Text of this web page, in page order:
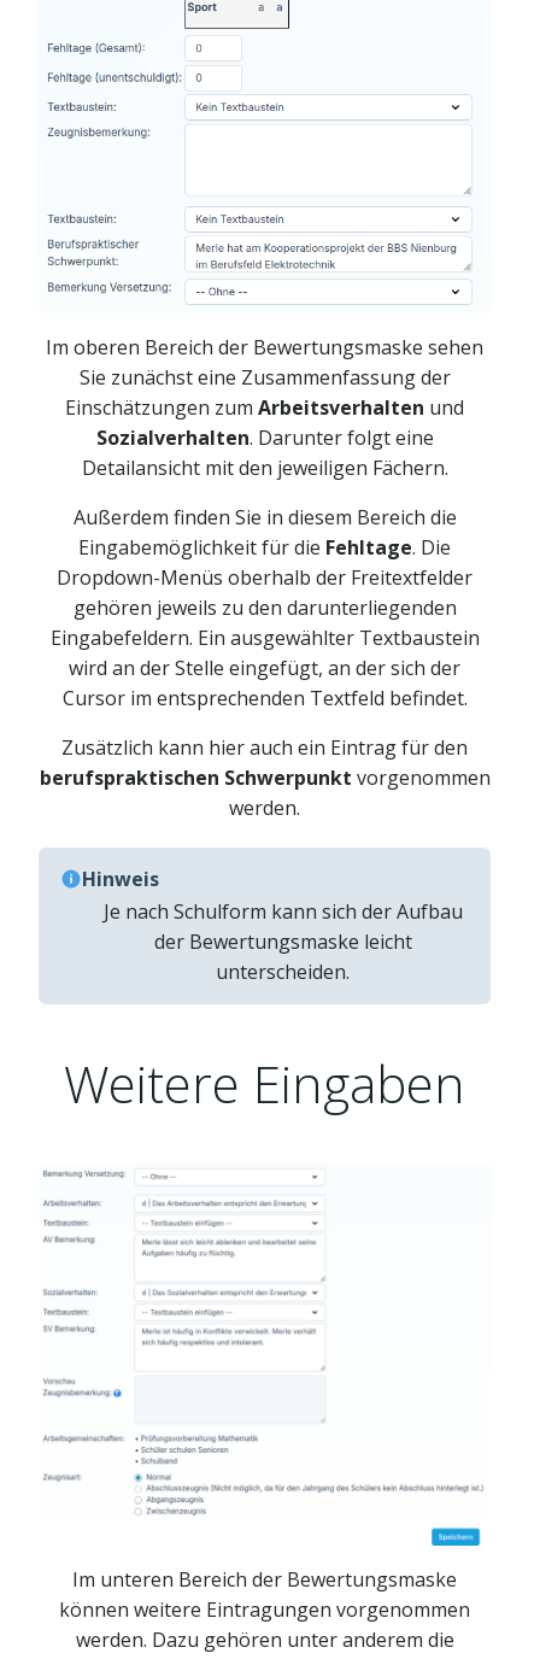
Im oberen Bereich der Bewertungsmaske sehen
Sie zunächst eine Zusammenfassung der
Einschätzungen zum Arbeitsverhalten und
Sozialverhalten. Darunter folgt eine
Detailansicht mit den jeweiligen Fächern.
Außerdem finden Sie in diesem Bereich die
Eingabemöglichkeit für die Fehltage. Die
Dropdown-Menüs oberhalb der Freitextfelder
gehören jeweils zu den darunterliegenden
Eingabefeldern. Ein ausgewählter Textbaustein
wird an der Stelle eingefügt, an der sich der
Cursor im entsprechenden Textfeld befindet.
Zusätzlich kann hier auch ein Eintrag für den
berufspraktischen Schwerpunkt vorgenommen
werden.
Hinweis
Je nach Schulform kann sich der Aufbau
der Bewertungsmaske leicht
unterscheiden.
Weitere Eingaben
Im unteren Bereich der Bewertungsmaske
können weitere Eintragungen vorgenommen
werden. Dazu gehören unter anderem die